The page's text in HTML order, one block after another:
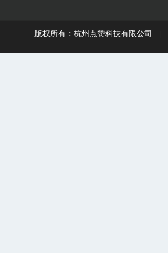
版权所有：杭州点赞科技有限公司